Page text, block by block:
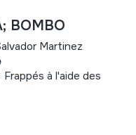
BOMBO
Martinez
à l'aide des